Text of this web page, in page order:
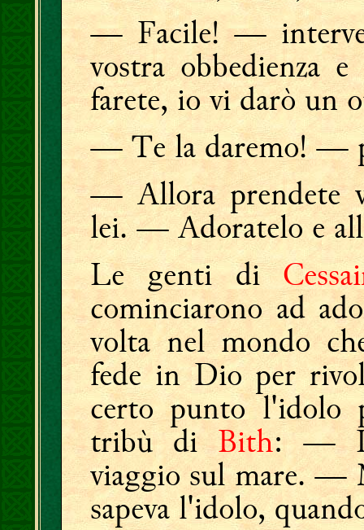
— Facile! —
vostra obbedienza
farete, io vi darò un
— Te la daremo! —
— Allora prendete
lei. — Adoratelo e
Le genti di
cominciarono ad
volta nel mondo
fede in Dio per
certo punto l'idolo
tribù diBith: —
viaggio sul mare. —
sapeva l'idolo,